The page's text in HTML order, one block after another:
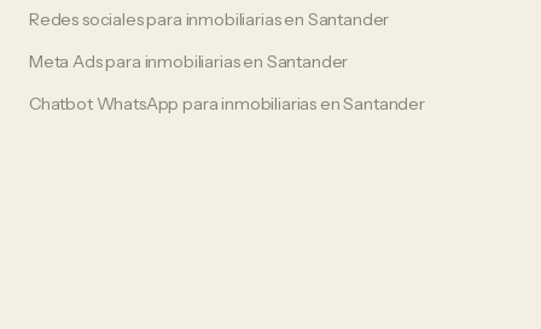
Redes socialespara inmobiliariasen Santander
Meta Adspara inmobiliariasen Santander
Chatbot WhatsApp para inmobiliarias enSantander